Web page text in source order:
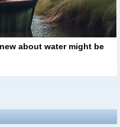
about water might be